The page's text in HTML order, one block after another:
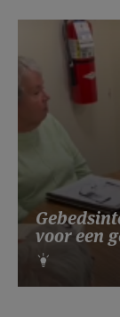
voor een